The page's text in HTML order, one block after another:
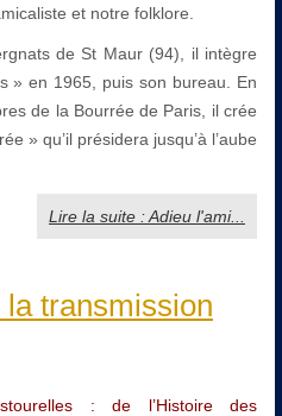
et notre folklore.
de St Maur (94), il intègre
» en 1965, puis son bureau. En
de la Bourrée de Paris, il crée
» qu’il présidera jusqu’à l’aube
Lire la suite : Adieu l'ami...
transmission
: de l’Histoire des